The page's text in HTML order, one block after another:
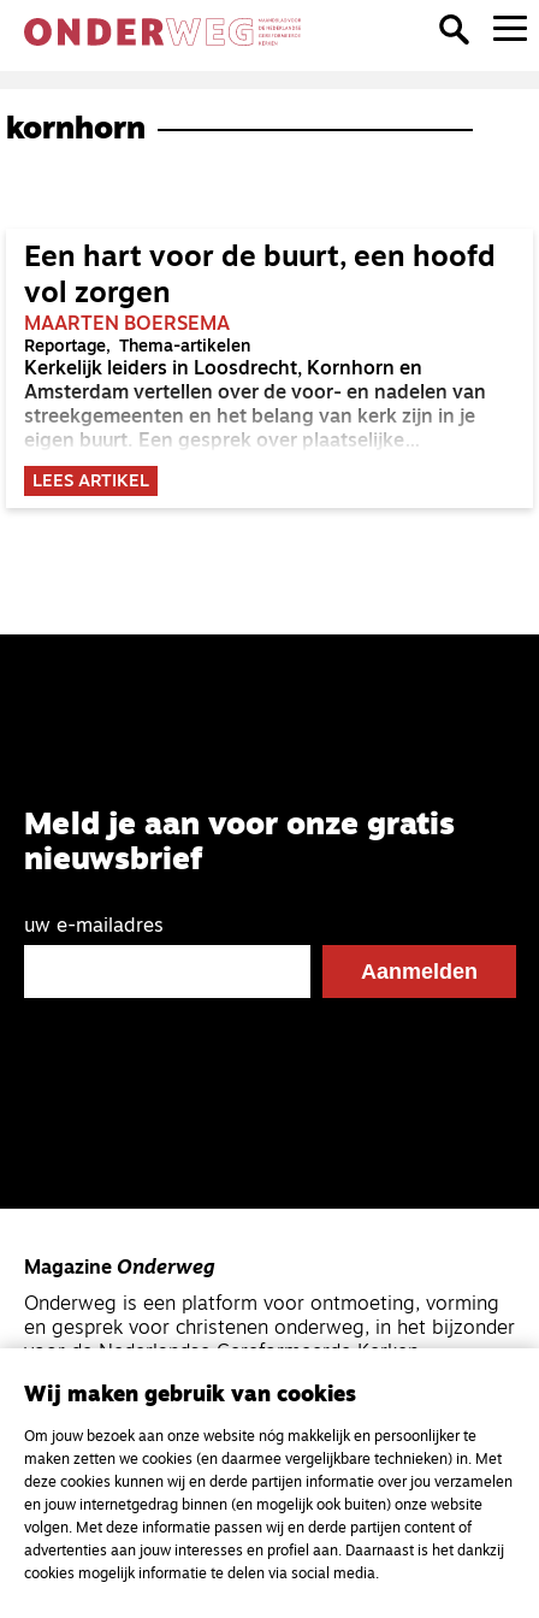
kornhorn
Een hart voor de buurt, een hoofd
vol zorgen
MAARTEN BOERSEMA
Reportage Thema-artikelen
Kerkelijk leiders in Loosdrecht, Kornhorn en
Amsterdam vertellen over de voor- en nadelen van
streekgemeenten en het belang van kerk zijn in je
eigen buurt. Een gesprek over plaatselijke
verbondenheid, hart voor de buurt en principes.
LEES ARTIKEL
Meld je aan voor onze gratis
nieuwsbrief
uw e-mailadres
Magazine Onderweg
Onderweg is een platform voor ontmoeting, vorming
en gesprek voor christenen onderweg, in het bijzonder
voor de Nederlandse Gereformeerde Kerken.
Kvk-nummer 33277063
NL46 INGB 0117 5827 86
info@onderwegonline.nl
Wij maken gebruik van cookies
Om jouw bezoek aan onze website nóg makkelijk en persoonlijker te
maken zetten we cookies (en daarmee vergelijkbare technieken) in. Met
deze cookies kunnen wij en derde partijen informatie over jou verzamelen
en jouw internetgedrag binnen (en mogelijk ook buiten) onze website
volgen. Met deze informatie passen wij en derde partijen content of
advertenties aan jouw interesses en profiel aan. Daarnaast is het dankzij
cookies mogelijk informatie te delen via social media.